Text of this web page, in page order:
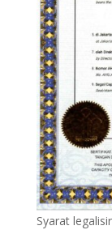
Syarat